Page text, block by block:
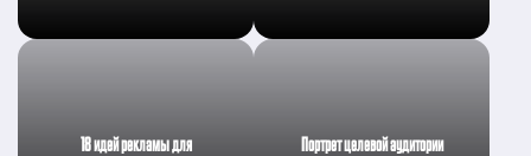
18 идей рекламы для
Портрет целевой аудитории